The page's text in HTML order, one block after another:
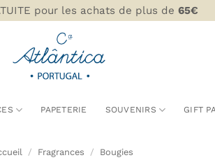
pour les achats de plus de 65€
PAPETERIE SOUVENIRS GIFT
/ Fragrances / Bougies